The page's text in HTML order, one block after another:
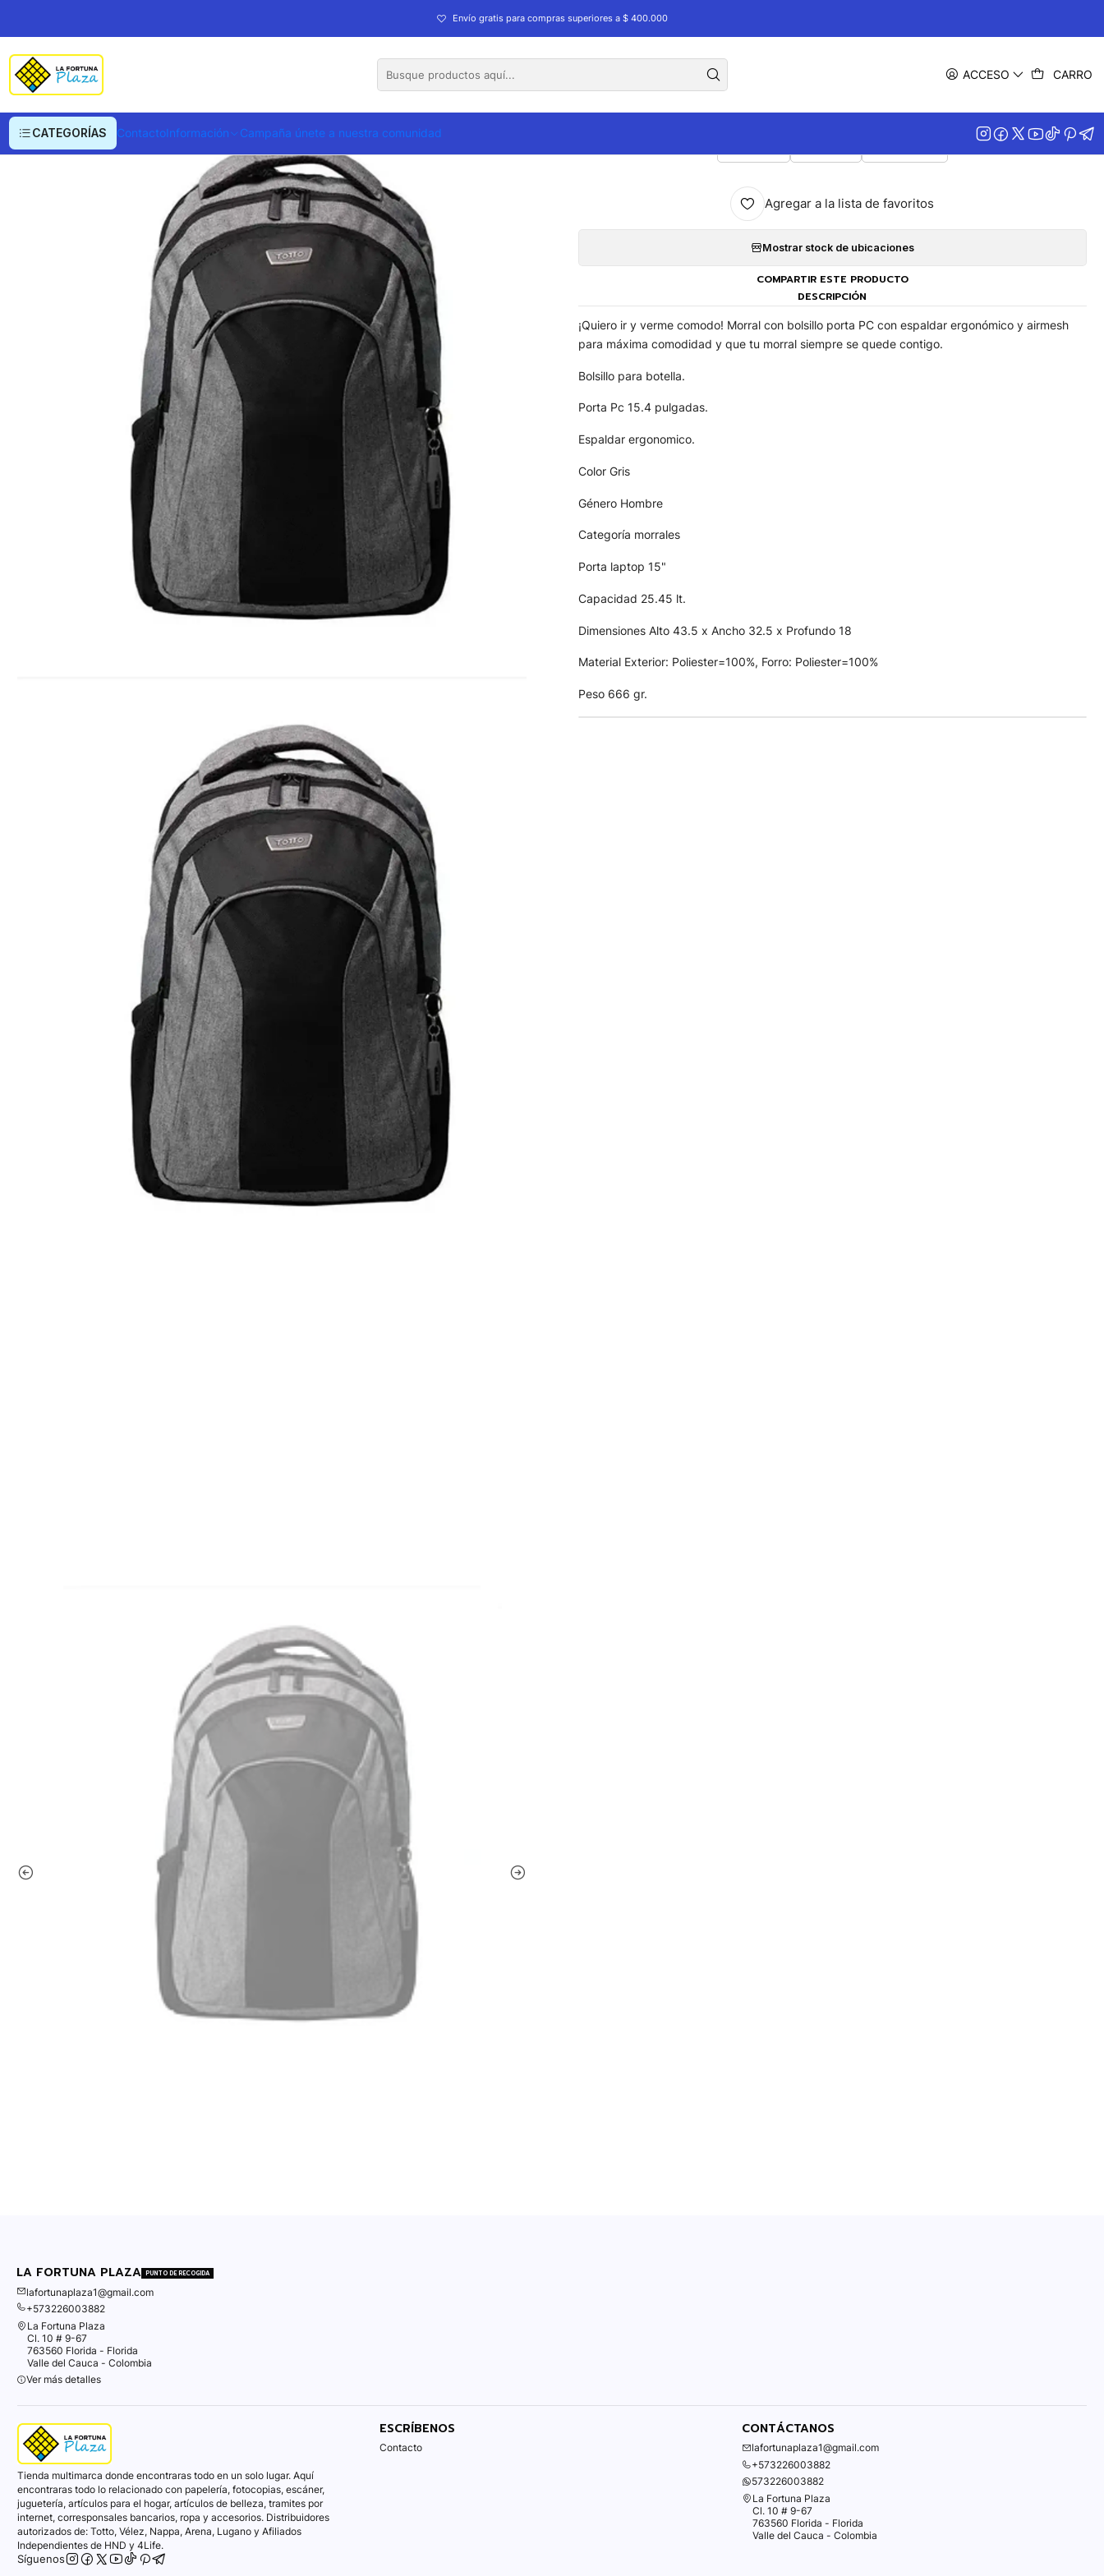
ACCESO CARRO
CATEGORÍAS ContactoInformación Campaña únete a nuestra comunidad
Envío gratis para compras superiores a $ 400.000
Morral Montero
Agregar a la lista de favoritos
Mostrar stock de ubicaciones
COMPARTIR ESTE PRODUCTO
DESCRIPCIÓN
¡Quiero ir y verme comodo! Morral con bolsillo porta PC con espaldar ergonómico y airmesh
para máxima comodidad y que tu morral siempre se quede contigo.
Bolsillo para botella.
Porta Pc 15.4 pulgadas.
Espaldar ergonomico.
Color Gris
Género Hombre
Categoría morrales
Porta laptop 15"
Capacidad 25.45 lt.
Dimensiones Alto 43.5 x Ancho 32.5 x Profundo 18
Material Exterior: Poliester=100%, Forro: Poliester=100%
Peso 666 gr.
LA FORTUNA PLAZA PUNTO DE RECOGIDA
lafortunaplaza1@gmail.com
+573226003882
La Fortuna Plaza
Cl. 10 # 9-67
763560 Florida - Florida
Valle del Cauca - Colombia
Ver más detalles
Tienda multimarca donde encontraras todo en un solo lugar. Aquí
encontraras todo lo relacionado con papelería, fotocopias, escáner,
juguetería, artículos para el hogar, artículos de belleza, tramites por
internet, corresponsales bancarios, ropa y accesorios. Distribuidores
autorizados de: Totto, Vélez, Nappa, Arena, Lugano y Afiliados
Independientes de HND y 4Life.
Síguenos
ESCRÍBENOS
Contacto
CONTÁCTANOS
lafortunaplaza1@gmail.com
+573226003882
573226003882
La Fortuna Plaza
Cl. 10 # 9-67
763560 Florida - Florida
Valle del Cauca - Colombia